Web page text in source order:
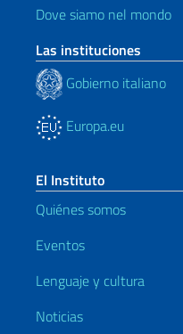
Dove siamo nel mondo
Las instituciones
Gobierno italiano
Europa.eu
El Instituto
Quiénes somos
Eventos
Lenguaje y cultura
Noticias